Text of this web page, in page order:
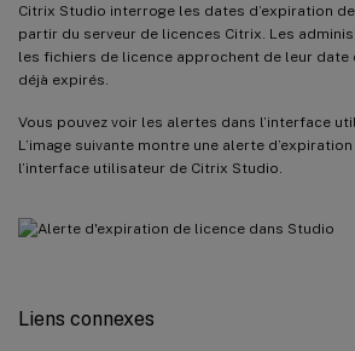
Citrix Studio interroge les dates d’expiration
partir du serveur de licences Citrix. Les
les fichiers de licence approchent de leur date
déjà expirés.
Vous pouvez voir les alertes dans l’interface
L’image suivante montre une alerte
l’interface utilisateur de Citrix Studio.
Liens connexes